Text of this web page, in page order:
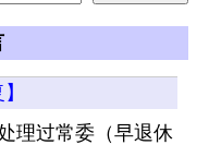
理过常委（早退休